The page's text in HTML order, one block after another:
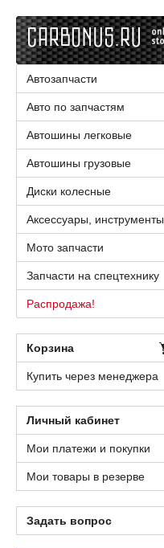
Автозапчасти
Авто по запчастям
Автошины легковые
Автошины грузовые
Диски колесные
Аксессуары, инструменты
Мото запчасти
Запчасти на спецтехнику
Распродажа!
Корзина
Купить через менеджера
Личный кабинет
Мои платежи и покупки
Мои товары в резерве
Задать вопрос